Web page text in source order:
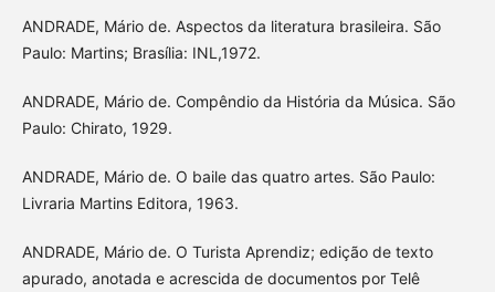
ANDRADE, Mário de. Aspectos da literatura brasileira. São
Paulo: Martins; Brasília: INL,1972.
ANDRADE, Mário de. Compêndio da História da Música. São
Paulo: Chirato, 1929.
ANDRADE, Mário de. O baile das quatro artes. São Paulo:
Livraria Martins Editora, 1963.
ANDRADE, Mário de. O Turista Aprendiz; edição de texto
apurado, anotada e acrescida de documentos por Telê